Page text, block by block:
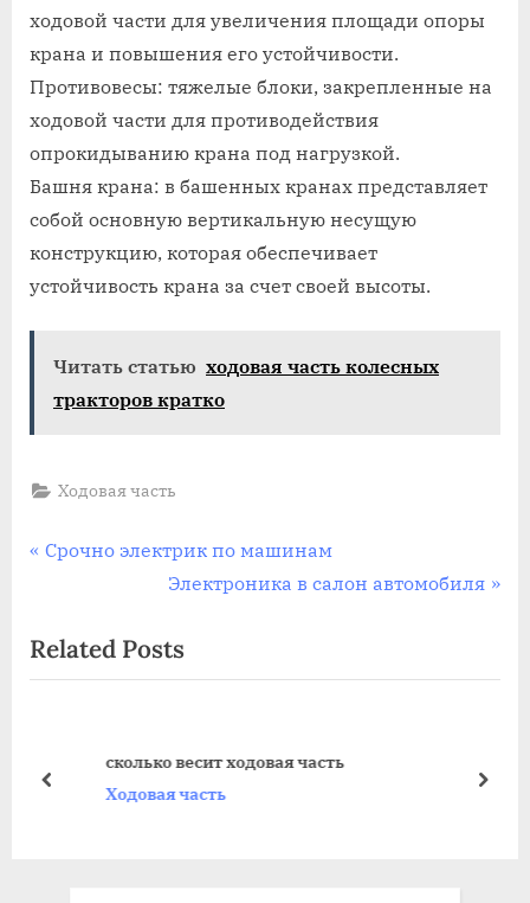
ходовой части для увеличения площади опоры
крана и повышения его устойчивости.
Противовесы: тяжелые блоки, закрепленные на
ходовой части для противодействия
опрокидыванию крана под нагрузкой.
Башня крана: в башенных кранах представляет
собой основную вертикальную несущую
конструкцию, которая обеспечивает
устойчивость крана за счет своей высоты.
Читать статью ходовая часть колесных
тракторов кратко
Ходовая часть
Навигация
записям
P
v
i
s
Срочно электрик по машинам
N
x
t
Электроника в салон автомобиля
Related Posts
сколько весит ходовая часть
Ходовая часть
prev next